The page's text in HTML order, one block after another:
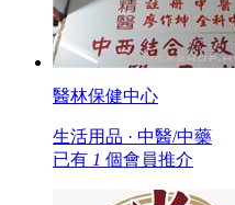
醫林保健中心
生活用品 · 中醫/中藥
已有 1 個會員推介